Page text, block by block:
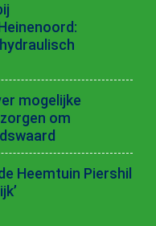
mogelijke
om
Heemtuin Piershil